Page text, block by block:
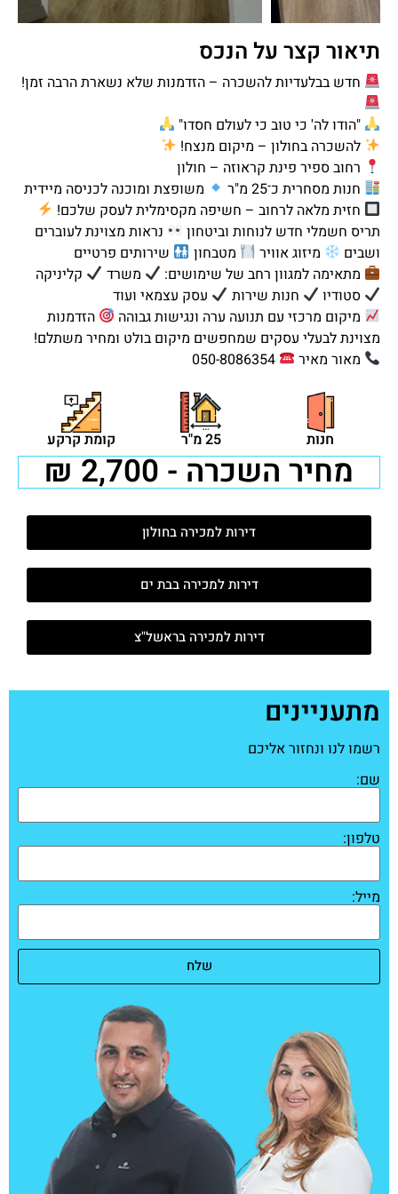
תיאור קצר על הנכס
חדש בבלעדיות להשכרה – הזדמנות שלא נשארת הרבה זמן!
"הודו לה' כי טוב כי לעולם חסדו"
להשכרה בחולון – מיקום מנצח!
רחוב ספיר פינת קראוזה – חולון
חנות מסחרית כ־25 מ"ר
משופצת ומוכנה לכניסה מיידית
חזית מלאה לרחוב – חשיפה מקסימלית לעסק שלכם!
תריס חשמלי חדש לנוחות וביטחון
נראות מצוינת לעוברים
ושבים
מיזוג אוויר מטבחון
שירותים פרטיים
מתאימה למגוון רחב של שימושים:
משרד
קליניקה
סטודיו
חנות שירות
עסק עצמאי ועוד
מיקום מרכזי עם תנועה ערה ונגישות גבוהה
הזדמנות
מצוינת לבעלי עסקים שמחפשים מיקום בולט ומחיר משתלם!
מאור מאיר
050-8086354
חנות 25 מ"ר קומת קרקע
מחיר השכרה - 2,700 ₪
דירות למכירה בחולון
דירות למכירה בבת ים
דירות למכירה בראשל"צ
מתעניינים
רשמו לנו ונחזור אליכם
שם:
טלפון:
מייל:
שלח